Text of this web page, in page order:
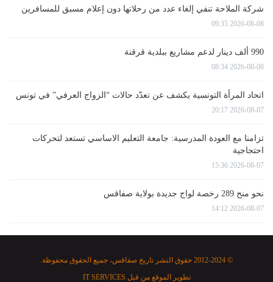
شركة الملاحة تنفي إلغاء عدد من رحلاتها دون إعلام مسبق للمسافرين
2026-08-08 09:35
990 ألف دينار لدعم مشاريع ببلدية قرقنة
2026-08-08 08:34
اتحاد المرأة التونسية يكشف عن تعدّد حالات “الزواج العرفي” في تونس
2026-08-07 20:17
تزامنا مع العودة المدرسية: جامعة التعليم الاساسي تستعد لتحركات
احتجاجية
2026-08-07 15:36
نحو منح 289 رخصة لواج جديدة بولاية صفاقس
2026-08-07 14:12
© 2012-2024 حقوق النشر تاريخ صفاقس، جميع الحقوق محفوظة.
تطوير الموقع من قبل IT SERVICES